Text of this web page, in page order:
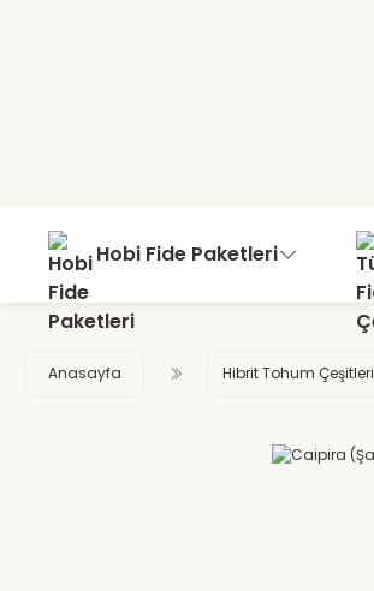
Hobi Fide Paketleri
Anasayfa Hibrit Tohum Çeşitleri